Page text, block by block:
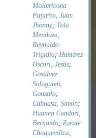
Mollericona
Pajarito, Juan
Jhonny; Tola
Mendoza,
Reynaldo
Trigidio; Humérez
Oscori, Jesús;
Gosalvez
Sologuren,
Gonzalo;
Cahuasa, Simón;
Huanca Condori,
Bernardo; Zarate
Choquevillca,